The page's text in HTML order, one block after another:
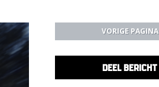
VORIGE PAGINA
DEEL BERICHT